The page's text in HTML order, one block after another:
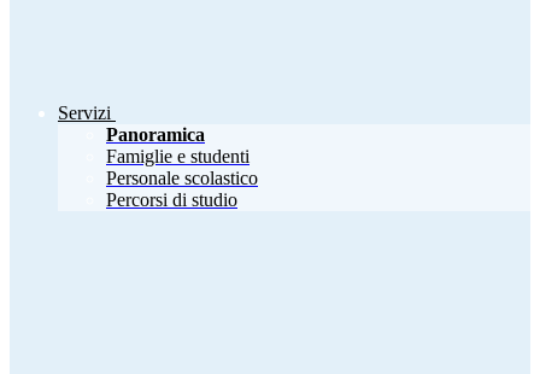
Servizi
Panoramica
Famiglie e studenti
Personale scolastico
Percorsi di studio